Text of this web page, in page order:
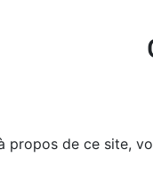
propos de ce site,